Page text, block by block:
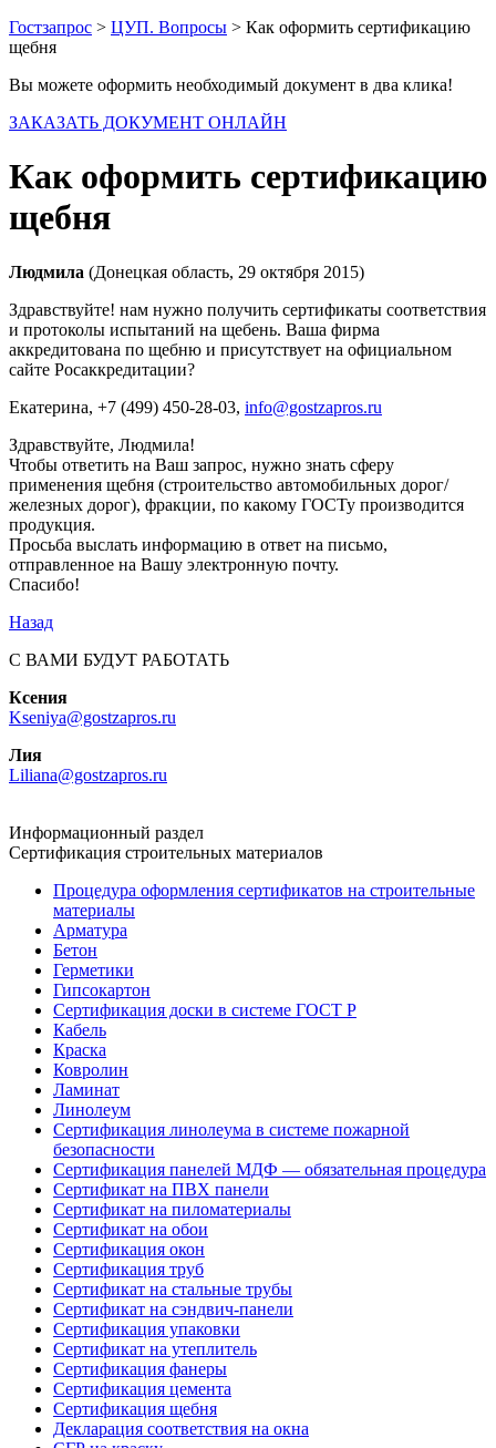
Гостзапрос > ЦУП. Вопросы > Как оформить сертификацию
щебня
Вы можете оформить необходимый документ в два клика!
ЗАКАЗАТЬ ДОКУМЕНТ ОНЛАЙН
Как оформить сертификацию
щебня
Людмила (Донецкая область, 29 октября 2015)
Здравствуйте! нам нужно получить сертификаты соответствия
и протоколы испытаний на щебень. Ваша фирма
аккредитована по щебню и присутствует на официальном
сайте Росаккредитации?
Екатерина, +7 (499) 450-28-03, info@gostzapros.ru
Здравствуйте, Людмила!
Чтобы ответить на Ваш запрос, нужно знать сферу
применения щебня (строительство автомобильных дорог/
железных дорог), фракции, по какому ГОСТу производится
продукция.
Просьба выслать информацию в ответ на письмо,
отправленное на Вашу электронную почту.
Спасибо!
Назад
С ВАМИ БУДУТ РАБОТАТЬ
Ксения
Kseniya@gostzapros.ru
Лия
Liliana@gostzapros.ru
Информационный раздел
Сертификация строительных материалов
Процедура оформления сертификатов на строительные
материалы
Арматура
Бетон
Герметики
Гипсокартон
Сертификация доски в системе ГОСТ Р
Кабель
Краска
Ковролин
Ламинат
Линолеум
Сертификация линолеума в системе пожарной
безопасности
Сертификация панелей МДФ — обязательная процедура
Сертификат на ПВХ панели
Сертификат на пиломатериалы
Сертификат на обои
Сертификация окон
Сертификация труб
Сертификат на стальные трубы
Сертификат на сэндвич-панели
Сертификация упаковки
Сертификат на утеплитель
Сертификация фанеры
Сертификация цемента
Сертификация щебня
Декларация соответствия на окна